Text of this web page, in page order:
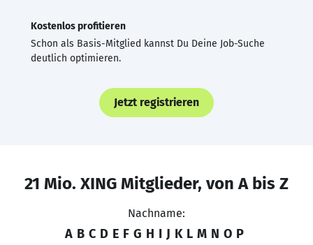
Kostenlos profitieren
Schon als Basis-Mitglied kannst Du Deine Job-Suche
deutlich optimieren.
Jetzt registrieren
21 Mio. XING Mitglieder, von A bis Z
Nachname:
A B C D E F G H I J K L M N O P